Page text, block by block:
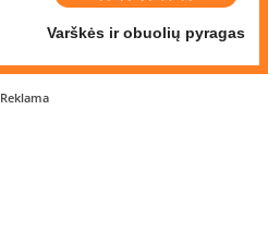
Varškės ir obuolių pyragas
Reklama